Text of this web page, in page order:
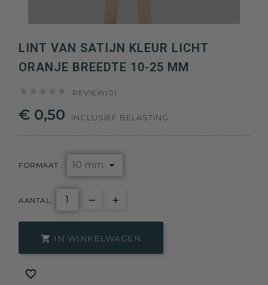
LINT VAN SATIJN KLEUR LICHT
ORANJE BREEDTE 10-25 MM
REVIEW(0)
€ 0,50 INCLUSIEF BELASTING
FORMAAT :
AANTAL:
 IN WINKELWAGEN
